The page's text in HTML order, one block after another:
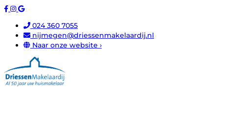
024 360 7055
nijmegen@driessenmakelaardij.nl
Naar onze website ›